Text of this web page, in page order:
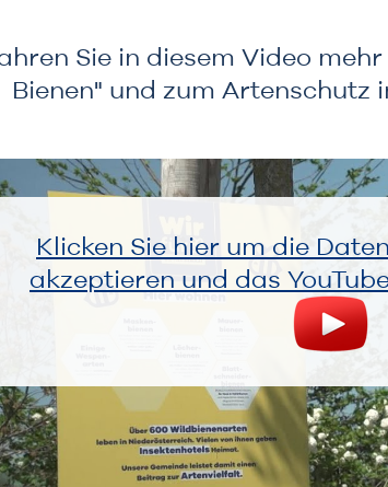
Sie in diesem Video
Bienen" und zum Artenschutz
Klicken Sie hier um die
akzeptieren und das